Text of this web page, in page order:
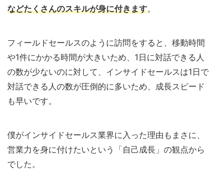
などたくさんのスキルが身に付きます。
フィールドセールスのように訪問をすると、移動時間
や1件にかかる時間が大きいため、1日に対話できる人
の数が少ないのに対して、インサイドセールスは1日で
対話できる人の数が圧倒的に多いため、成長スピード
も早いです。
僕がインサイドセールス業界に入った理由もまさに、
営業力を身に付けたいという「自己成長」の観点から
でした。